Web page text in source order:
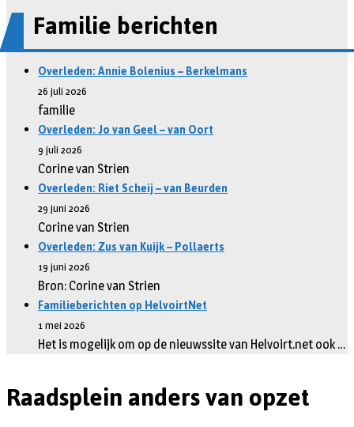
Familie berichten
Overleden: Annie Bolenius – Berkelmans
26 juli 2026
familie
Overleden: Jo van Geel – van Oort
9 juli 2026
Corine van Strien
Overleden: Riet Scheij – van Beurden
29 juni 2026
Corine van Strien
Overleden: Zus van Kuijk – Pollaerts
19 juni 2026
Bron: Corine van Strien
Familieberichten op HelvoirtNet
1 mei 2026
Het is mogelijk om op de nieuwssite van Helvoirt.net ook …
Raadsplein anders van opzet